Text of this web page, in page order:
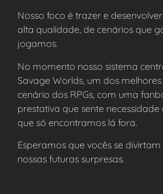
Nosso foco é trazer e
alta qualidade, de cenários que
jogamos.
No momento nosso sistema
Savage Worlds, um dos
cenário dos RPGs, com uma
prestativa que sente
que só encontramos lá fora.
Esperamos que vocês se
nossas futuras surpresas.